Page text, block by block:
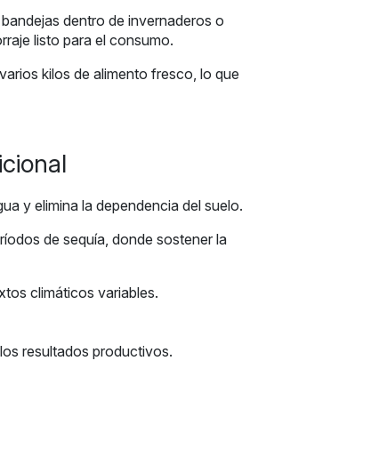
dentro de invernaderos o
listo para el consumo.
kilos de alimento fresco, lo que
y elimina la dependencia del suelo.
de sequía, donde sostener la
climáticos variables.
resultados productivos.